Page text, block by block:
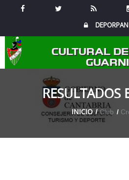
CULTURAL
RESULTADOS
INICIO Club